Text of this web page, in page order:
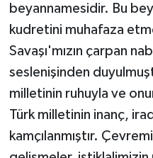
beyannamesidir. Bu
kudretini muhafaza
Savaşı'mızın çarpan
seslenişinden
milletinin ruhuyla ve
Türk milletinin inanç,
kamçılanmıştır.